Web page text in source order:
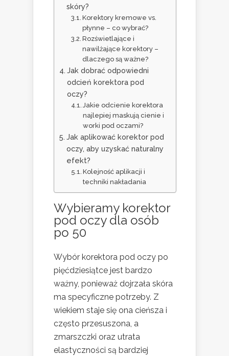
skóry?
Korektory kremowe vs.
płynne – co wybrać?
Rozświetlające i
nawilżające korektory –
dlaczego są ważne?
Jak dobrać odpowiedni
odcień korektora pod
oczy?
Jakie odcienie korektora
najlepiej maskują cienie i
worki pod oczami?
Jak aplikować korektor pod
oczy, aby uzyskać naturalny
efekt?
Kolejność aplikacji i
techniki nakładania
Wybieramy korektor
pod oczydla osób
po 50
Wybór korektora pod oczy po
pięćdziesiątce jest bardzo
ważny, ponieważ dojrzała skóra
ma specyficzne potrzeby. Z
wiekiem staje się ona cieńsza i
często przesuszona, a
zmarszczki oraz utrata
elastyczności są bardziej